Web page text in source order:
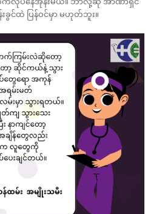
င်ထဲ ပြန်ဝင်မှာ မဟုတ်ဘူး။